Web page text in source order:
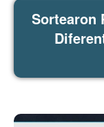
Sortearon